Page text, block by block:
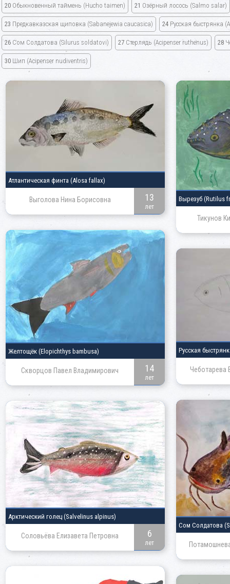
20 Обыкновенный таймень (Hucho taimen) 21 Озёрный лосось (Salmo salar)
23 Предкавказская щиповка (Sabanejewia caucasica) 24 Русская быстрянка
26 Сом Солдатова (Silurus soldatovi) 27 Стерлядь (Acipenser ruthenus) 28
30 Шип (Acipenser nudiventris)
Атлантическая финта (Alosa fallax)
Выголова Нина Борисовна 13
лет
Вырезуб (Rutilus
Тикунов
Желтощёк (Elopichthys bambusa)
Скворцов Павел Владимирович 14
лет
Русская
Чеботарева
Сом Солдатова
Арктический голец (Salvelinus alpinus)
Соловьёва Елизавета Петровна 6
лет